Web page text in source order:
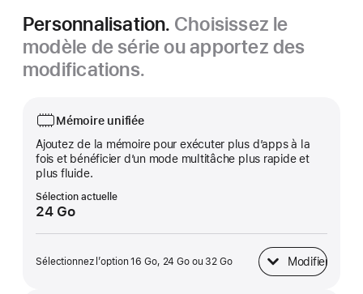
Personnalisation. Choisissez le
modèle de série ou apportez des
modifications.
Mémoire unifiée
Ajoutez de la mémoire pour exécuter plus d’apps à la
fois et bénéficier d’un mode multitâche plus rapide et
plus fluide.
Sélection actuelle
24 Go
Sélectionnez l’option 16 Go, 24 Go ou 32 Go Modifier
Mémoire unifiée